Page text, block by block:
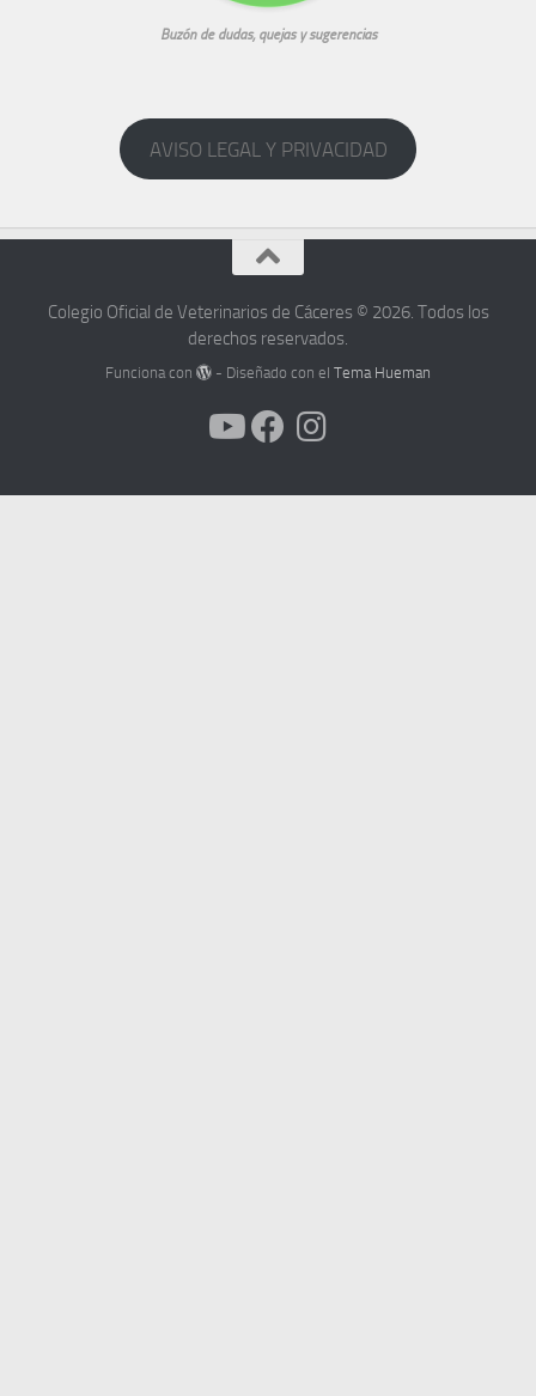
Buzón de dudas, quejas y sugerencias
AVISO LEGAL Y PRIVACIDAD
Colegio Oficial de Veterinarios de Cáceres © 2026. Todos los
derechos reservados.
Funciona con - Diseñado con elTema Hueman